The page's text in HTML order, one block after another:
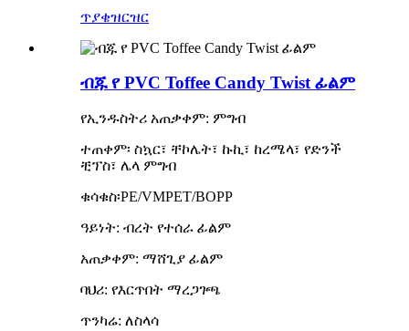
ጥያቄዝርዝር
ብጁ የ PVC Toffee Candy Twist ፊልም
የኢንዱስትሪ አጠቃቀም: ምግብ
ተጠቀም፡ ስኳር፣ ቸኮሌት፣ ኩኪ፣ ከረሜላ፣ የድንች
ቺፕስ፣ ሌላ ምግብ
ቁሳቁስ፡PE/VMPET/BOPP
ዓይነት: ብረት የተሰራ ፊልም
አጠቃቀም: ማሸጊያ ፊልም
ባህሪ: የእርጥበት ማረጋገጫ
ጥንካሬ: ለስላሳ